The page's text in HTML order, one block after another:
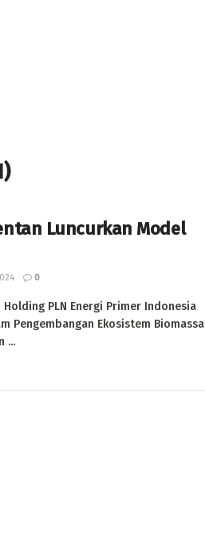
Luncurkan Model
0
Holding PLN Energi Primer Indonesia
Pengembangan Ekosistem Biomassa
...